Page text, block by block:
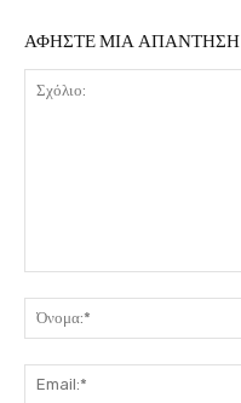
ΑΦΗΣΤΕ ΜΙΑ ΑΠΑΝΤΗΣΗ